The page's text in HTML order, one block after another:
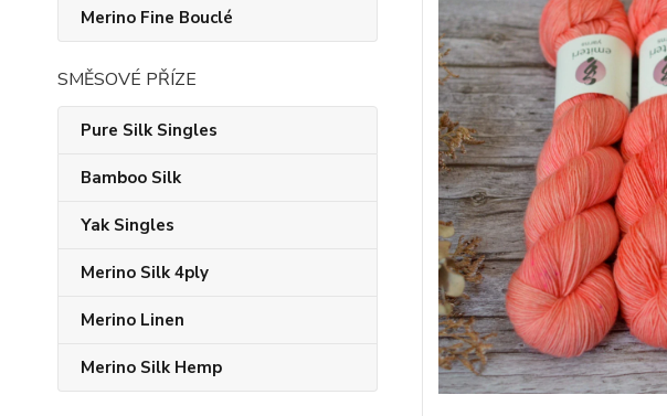
Merino Fine Bouclé
SMĚSOVÉ PŘÍZE
Pure Silk Singles
Bamboo Silk
Yak Singles
Merino Silk 4ply
Merino Linen
Merino Silk Hemp